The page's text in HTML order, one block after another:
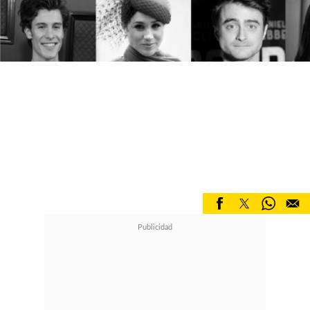
a este mundo. La importancia de
"dar" constantemente sin esperar
recompensas de ningún tipo.
social, humanitaria, creativa,
rebelde y tecnológica que